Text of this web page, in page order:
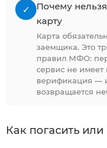
✓
Почему
карту
Карта
заемщика. Это
правил МФО:
сервис не
верификация —
возвращается
Как погасить